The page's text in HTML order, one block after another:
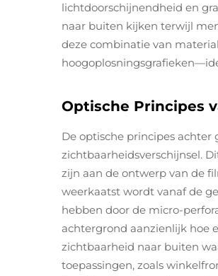
lichtdoorschijnendheid en
naar buiten kijken terwijl
deze combinatie van
Optische Principes
De optische principes
zichtbaarheidsverschijnsel.
zijn aan de ontwerp van de
weerkaatst wordt vanaf de
hebben door de micro-
achtergrond aanzienlijk hoe
zichtbaarheid naar buiten
toepassingen, zoals